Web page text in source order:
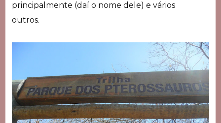
principalmente (daí o nome dele) e vários
outros.